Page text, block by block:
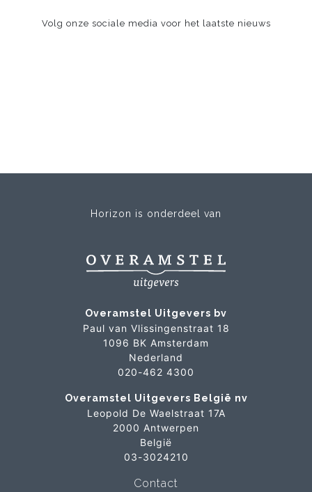
Volg onze sociale media voor het laatste nieuws
Horizon is onderdeel van
Overamstel Uitgevers bv
Paul van Vlissingenstraat 18
1096 BK Amsterdam
Nederland
020-462 4300
Overamstel Uitgevers België nv
Leopold De Waelstraat 17A
2000 Antwerpen
België
03-3024210
Contact